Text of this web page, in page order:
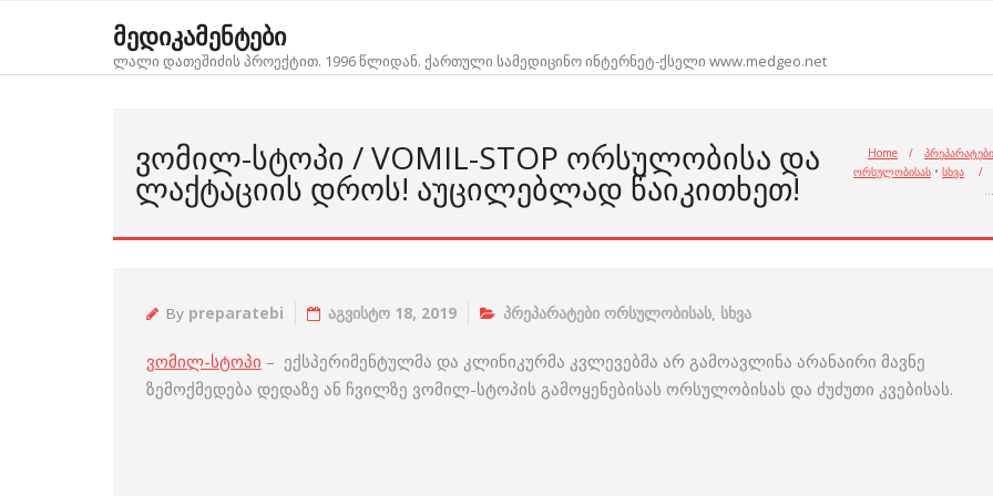
მედიკამენტები
ლალი დათეშიძის პროექტით. 1996 წლიდან. ქართული სამედიცინო ინტერნეტ-ქსელი www.medgeo.net
ᲕᲝᲛᲘᲚ-ᲡᲢᲝᲞᲘ / VOMIL-STOP ᲝᲠᲡᲣᲚᲝᲑᲘᲡᲐ ᲓᲐ
ᲚᲐᲥᲢᲐᲪᲘᲘᲡ ᲓᲠᲝᲡ! ᲐᲣᲪᲘᲚᲔᲑᲚᲐᲓ ᲬᲐᲘᲙᲘᲗᲮᲔᲗ!
Home /
პრეპარატები
ორსულობისას • სხვა
/
…
By preparatebi აგვისტო 18, 2019 პრეპარატები ორსულობისას, სხვა
ვომილ-სტოპი – ექსპერიმენტულმა და კლინიკურმა კვლევებმა არ გამოავლინა არანაირი მავნე
ზემოქმედება დედაზე ან ჩვილზე ვომილ-სტოპის გამოყენებისას ორსულობისას და ძუძუთი კვებისას.